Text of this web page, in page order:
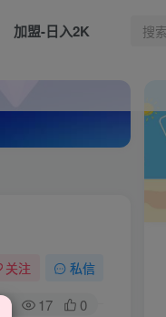
加盟-日入2K
关注 私信
0 17 0